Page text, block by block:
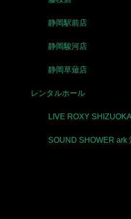
静岡駅前店
静岡駿河店
静岡草薙店
レンタルホール
LIVE ROXY SHIZUOKA
SOUND SHOWER ark